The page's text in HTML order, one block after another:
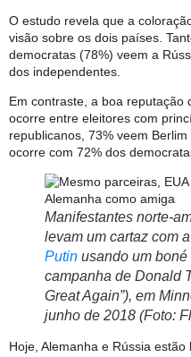
O estudo revela que a
visão sobre os dois países.
democratas (78%) veem a
dos independentes.
Em contraste, a boa reputação
ocorre entre eleitores com
republicanos, 73% veem
ocorre com 72% dos
Manifestantes norte-
levam um cartaz com
Putin usando um
campanha de Donald
Great Again”), em
junho de 2018 (Foto:
Hoje, Alemanha e Rússia